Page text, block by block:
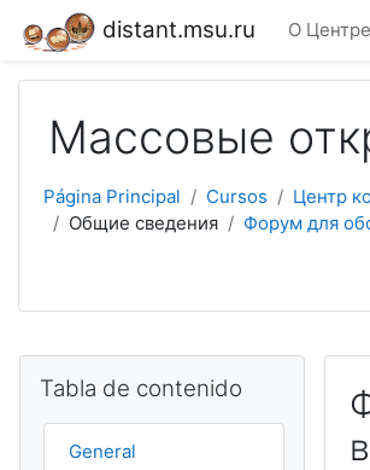
Salta al contenido principal
distant.msu.ru О Центре
Массовые
Página Principal Cursos Центр
Общие сведения
Форум для
Tabla de contenido
General